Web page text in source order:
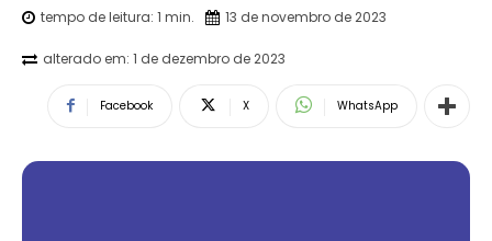
tempo de leitura: 1 min. 13 de novembro de 2023
alterado em: 1 de dezembro de 2023
Facebook X WhatsApp